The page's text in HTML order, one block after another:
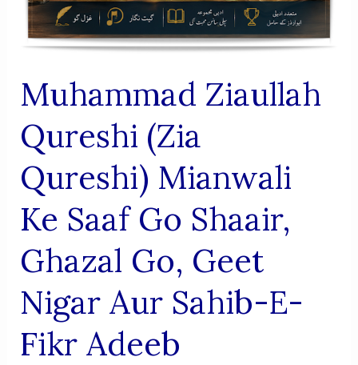
Muhammad Ziaullah
Qureshi (Zia
Qureshi) Mianwali
Ke Saaf Go Shaair,
Ghazal Go, Geet
Nigar Aur Sahib-E-
Fikr Adeeb